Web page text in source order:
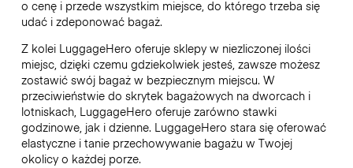
o cenę i przede wszystkim miejsce, do którego trzeba się
udać i zdeponować bagaż.
Z kolei LuggageHero oferuje sklepy w niezliczonej ilości
miejsc, dzięki czemu gdziekolwiek jesteś, zawsze możesz
zostawić swój bagaż w bezpiecznym miejscu. W
przeciwieństwie do skrytek bagażowych na dworcach i
lotniskach, LuggageHero oferuje zarówno stawki
godzinowe, jak i dzienne. LuggageHero stara się oferować
elastyczne i tanie przechowywanie bagażu w Twojej
okolicy o każdej porze.